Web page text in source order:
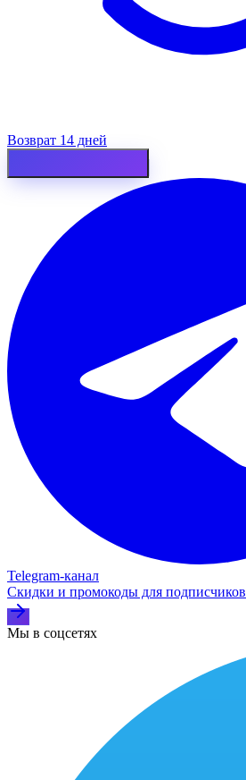
Возврат 14 дней
Telegram‑канал
Скидки и промокоды для подписчиков
Мы в соцсетях